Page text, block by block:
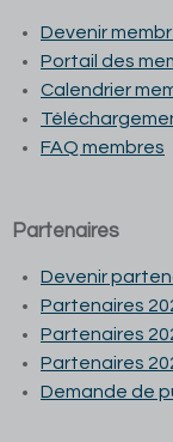
Devenir
Portail des
Calendrier
FAQ membres
Partenaires
Devenir
Partenaires
Partenaires
Partenaires
Demande de